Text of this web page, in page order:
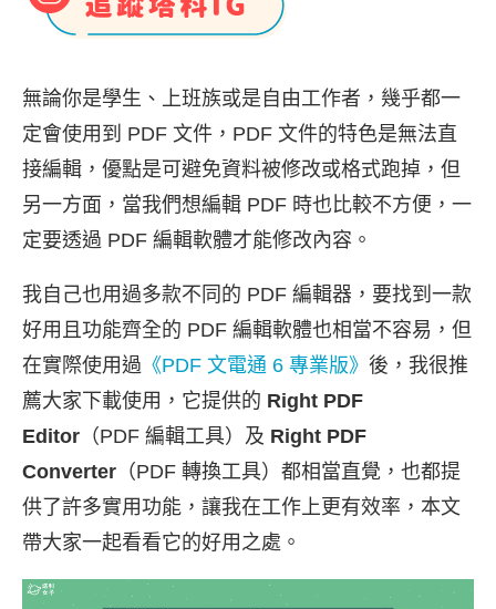
無論你是學生、上班族或是自由工作者，幾乎都一
定會使用到 PDF 文件，PDF 文件的特色是無法直
接編輯，優點是可避免資料被修改或格式跑掉，但
另一方面，當我們想編輯 PDF 時也比較不方便，一
定要透過 PDF 編輯軟體才能修改內容。
我自己也用過多款不同的 PDF 編輯器，要找到一款
好用且功能齊全的 PDF 編輯軟體也相當不容易，但
在實際使用過 《PDF 文電通 6 專業版》 後，我很推
薦大家下載使用，它提供的 Right PDF
Editor （PDF 編輯工具）及 Right PDF
Converter （PDF 轉換工具）都相當直覺，也都提
供了許多實用功能，讓我在工作上更有效率，本文
帶大家一起看看它的好用之處。